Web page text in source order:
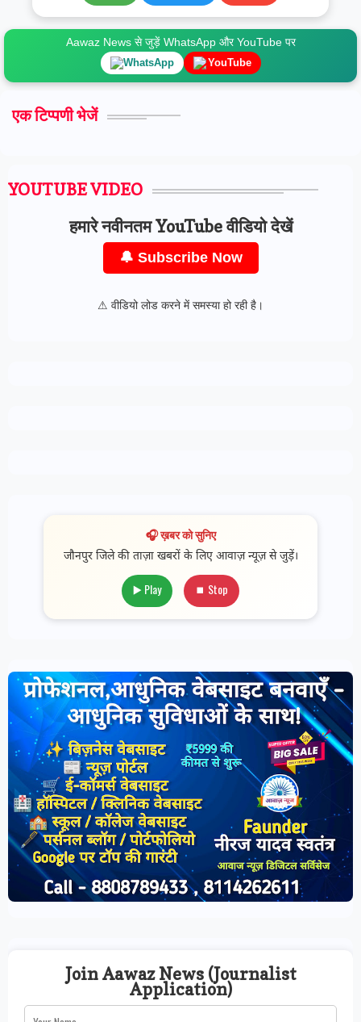
Aawaz News से जुड़ें WhatsApp और YouTube पर
WhatsApp YouTube
एक टिप्पणी भेजें
YOUTUBE VIDEO
हमारे नवीनतम YouTube वीडियो देखें
🔔 Subscribe Now
⚠ वीडियो लोड करने में समस्या हो रही है।
🎧 ख़बर को सुनिए
जौनपुर जिले की ताज़ा खबरों के लिए आवाज़ न्यूज़ से जुड़ें।
▶️ Play ⏹ Stop
Join Aawaz News (Journalist
Application)